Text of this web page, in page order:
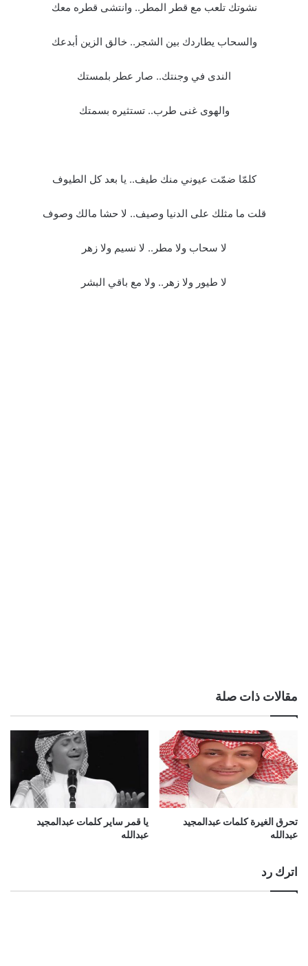
نشوتك تلعب مع قطر المطر.. وانتشى قطره معك
والسحاب يطاردك بين الشجر.. خالق الزين أبدعك
الندى في وجنتك.. صار عطر بلمستك
والهوى غنى طرب.. تستثيره بسمتك
كلمّا ضمّت عيوني منك طيف.. يا بعد كل الطيوف
قلت ما مثلك على الدنيا وصيف.. لا حشا مالك وصوف
لا سحاب ولا مطر.. لا نسيم ولا زهر
لا طيور ولا زهر.. ولا مع باقي البشر
مقالات ذات صلة
تحرق الغيرة كلمات عبدالمجيد
عبدالله
يا قمر ساير كلمات عبدالمجيد
عبدالله
اترك رد